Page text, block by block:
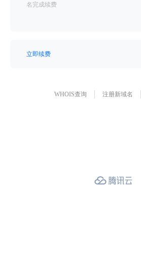
名完成续费
立即续费
WHOIS查询 注册新域名